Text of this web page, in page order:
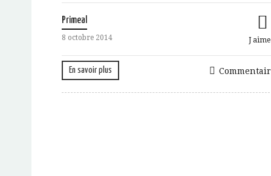
Primeal
8 octobre 2014 J
En savoir plus